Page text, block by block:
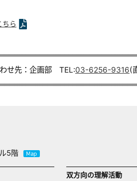
ちら
せ先：企画部 TEL:03-6256-9316(
5階
双方向の理解活動